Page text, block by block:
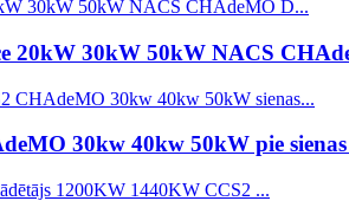
20kW 30kW 50kW NACS
30kw 40kw 50kW pie